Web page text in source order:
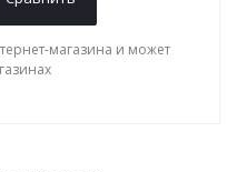
магазина и может